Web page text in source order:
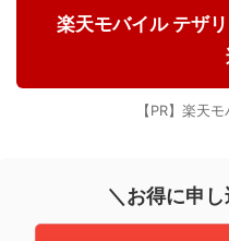
楽天モバイル テザ
【PR】楽天
＼お得に申